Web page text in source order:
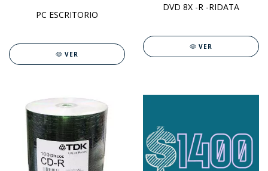
PC ESCRITORIO
VER
DVD 8X -R -RIDATA
VER